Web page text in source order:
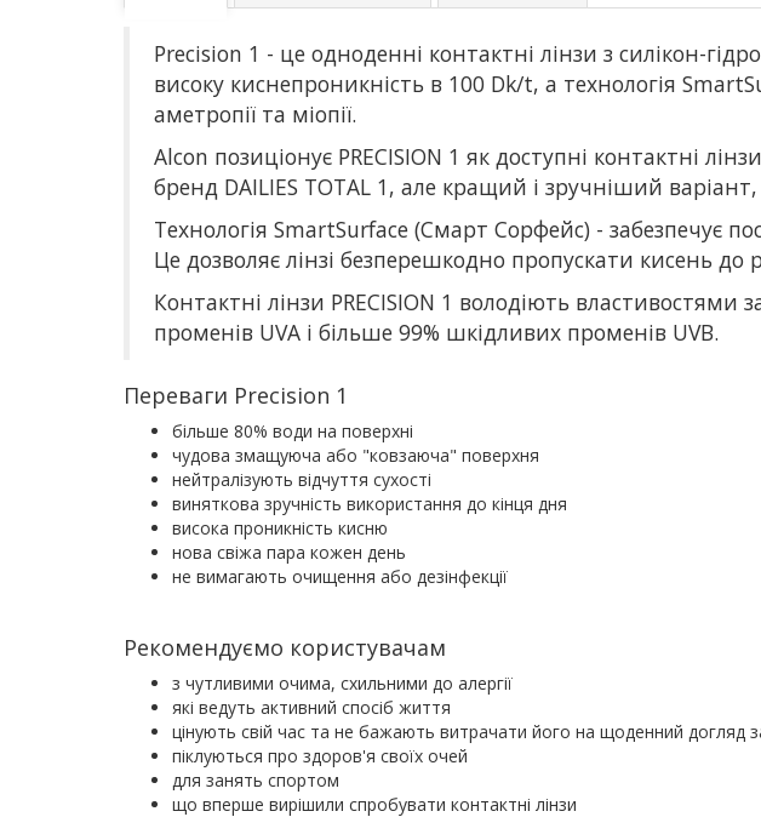
Precision 1 - це одноденні контактні лінзи з силікон-
високу киснепроникність в 100 Dk/t, а технологія
аметропії та міопії.
Alcon позиціонує PRECISION 1 як доступні контактні
бренд DAILIES TOTAL 1, але кращий і зручніший
Технологія SmartSurface (Смарт Сорфейс) - забезпечує
Це дозволяє лінзі безперешкодно пропускати кисень
Контактні лінзи PRECISION 1 володіють властивостями
променів UVA і більше 99% шкідливих променів UVB.
Переваги Precision 1
більше 80% води на поверхні
чудова змащуюча або "ковзаюча" поверхня
нейтралізують відчуття сухості
виняткова зручність використання до кінця дня
висока проникність кисню
нова свіжа пара кожен день
не вимагають очищення або дезінфекції
Рекомендуємо користувачам
з чутливими очима, схильними до алергії
які ведуть активний спосіб життя
цінують свій час та не бажають витрачати його на щоденний догляд
піклуються про здоров'я своїх очей
для занять спортом
що вперше вирішили спробувати контактні лінзи